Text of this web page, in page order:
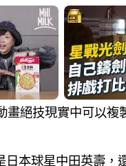
絕技現實中可以
本球星中田英壽